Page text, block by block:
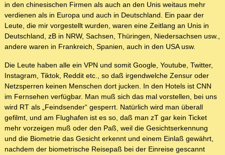
in den chinesischen Firmen als auch an den Unis weitaus mehr
verdienen als in Europa und auch in Deutschland. Ein paar der
Leute, die mir vorgestellt wurden, waren eine Zeitlang an Unis in
Deutschland, zB in NRW, Sachsen, Thüringen, Niedersachsen usw.,
andere waren in Frankreich, Spanien, auch in den USA usw.
Die Leute haben alle ein VPN und somit Google, Youtube, Twitter,
Instagram, Tiktok, Reddit etc., so daß irgendwelche Zensur oder
Netzsperren keinen Menschen dort jucken. In den Hotels ist CNN
im Fernsehen verfügbar. Man muß sich das mal vorstellen, bei uns
wird RT als „Feindsender“ gesperrt. Natürlich wird man überall
gefilmt, und am Flughafen ist es so, daß man zT gar kein Ticket
mehr vorzeigen muß oder den Paß, weil die Gesichtserkennung
und die Biometrie das Gesicht erkennt und einem Einlaß gewährt,
nachdem der biometrische Reisepaß bei der Einreise gescannt